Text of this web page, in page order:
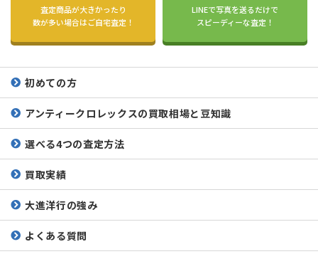
査定商品が大きかったり
数が多い場合はご自宅査定！
LINEで写真を送るだけで
スピーディーな査定！
初めての方
アンティークロレックスの買取相場と豆知識
選べる4つの査定方法
買取実績
大進洋行の強み
よくある質問